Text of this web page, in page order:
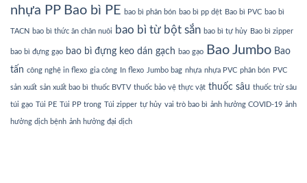
nhựa PP Bao bì PE bao bì phân bón bao bì pp dệt Bao bì PVC bao bì
TACN bao bì thức ăn chăn nuôi bao bì từ bột sắn bao bì tự hủy Bao bì zipper
bao bì đựng gạo bao bì đựng keo dán gạch bao gạo Bao Jumbo Bao
tấn công nghệ in flexo gia công In flexo Jumbo bag nhựa nhựa PVC phân bón PVC
sản xuất sản xuất bao bì thuốc BVTV thuốc bảo vệ thực vật thuốc sâu thuốc trừ sâu
túi gạo Túi PE Túi PP trong Túi zipper tự hủy vai trò bao bì ảnh hưởng COVID-19 ảnh
hưởng dịch bệnh ảnh hưởng đại dịch